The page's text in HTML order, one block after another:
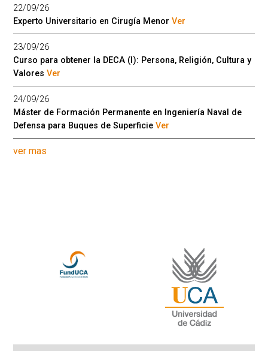
22/09/26
Experto Universitario en Cirugía MenorVer
23/09/26
Curso para obtener la DECA (I): Persona, Religión, Cultura y
ValoresVer
24/09/26
Máster de Formación Permanente en Ingeniería Naval de
Defensa para Buques de SuperficieVer
ver mas